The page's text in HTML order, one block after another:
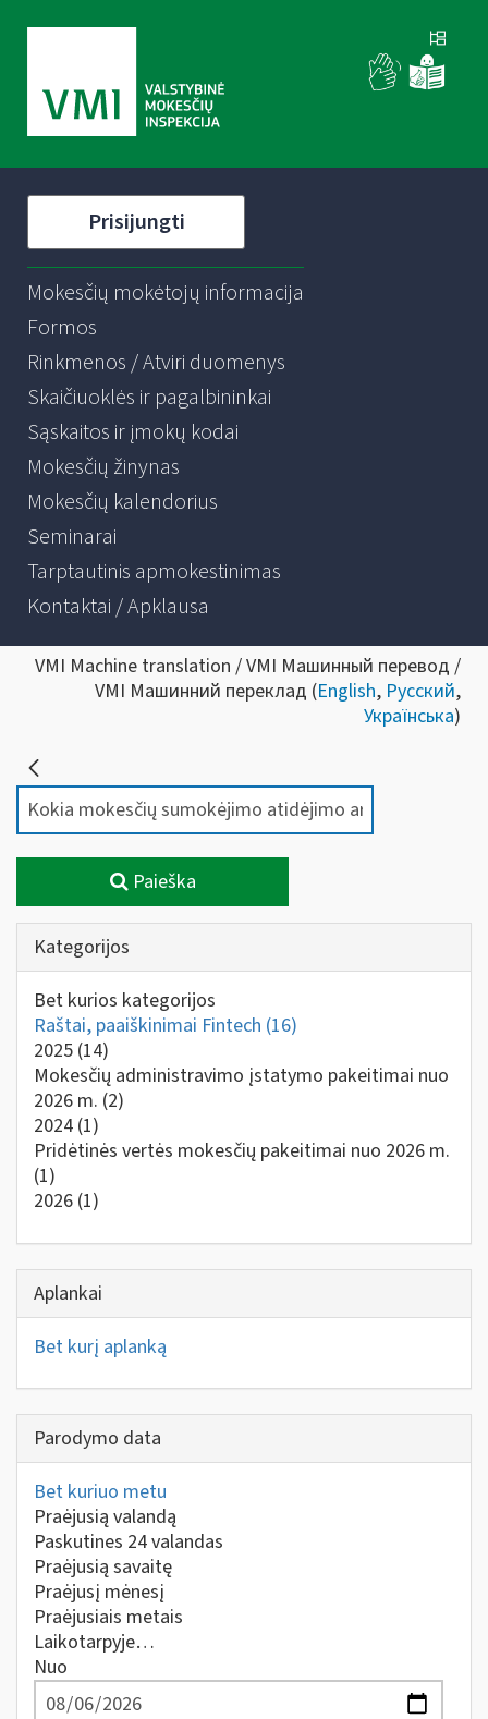
Prisijungti
Mokesčių mokėtojų informacija
Formos
Rinkmenos / Atviri duomenys
Skaičiuoklės ir pagalbininkai
Sąskaitos ir įmokų kodai
Mokesčių žinynas
Mokesčių kalendorius
Seminarai
Tarptautinis apmokestinimas
Kontaktai / Apklausa
VMI Machine translation / VMI Машинный перевод /
VMI Машинний переклад (English, Русский,
Українська)
Paieška
Kategorijos
Bet kurios kategorijos
Raštai, paaiškinimai Fintech (16)
2025 (14)
Mokesčių administravimo įstatymo pakeitimai nuo
2026 m. (2)
2024 (1)
Pridėtinės vertės mokesčių pakeitimai nuo 2026 m.
(1)
2026 (1)
Aplankai
Bet kurį aplanką
Parodymo data
Bet kuriuo metu
Praėjusią valandą
Paskutines 24 valandas
Praėjusią savaitę
Praėjusį mėnesį
Praėjusiais metais
Laikotarpyje…
Nuo